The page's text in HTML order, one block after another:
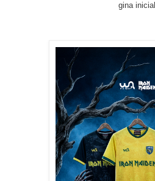
gina inicial